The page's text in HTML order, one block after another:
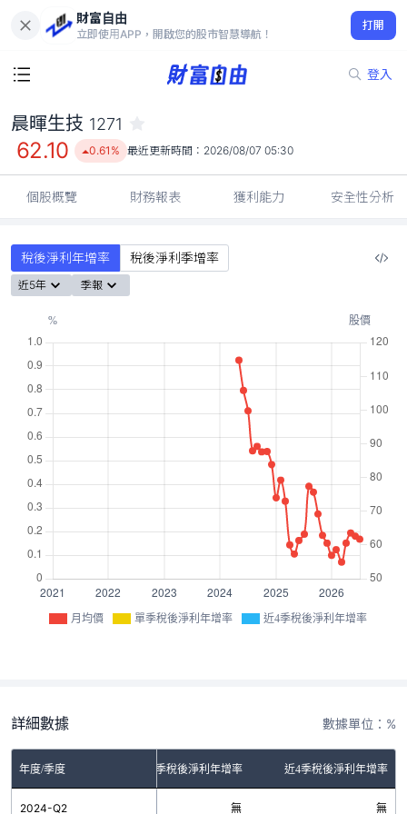
財富自由
立即使用APP，開啟您的股市智慧導航！
打開
登入
62.10
0.61%
晨暉生技 1271
62.10 0.61% 最近更新時間： 2026/08/07 05:30
個股概覽 財務報表 獲利能力 安全性分析
稅後淨利年增率 稅後淨利季增率
近5年 季報
月均價 單季稅後淨利年增率 近4季稅後淨利年增率
詳細數據 數據單位：%
年度/季度 單季稅後淨利年增率 近4季稅後淨利年增率
2024-Q2 無 無